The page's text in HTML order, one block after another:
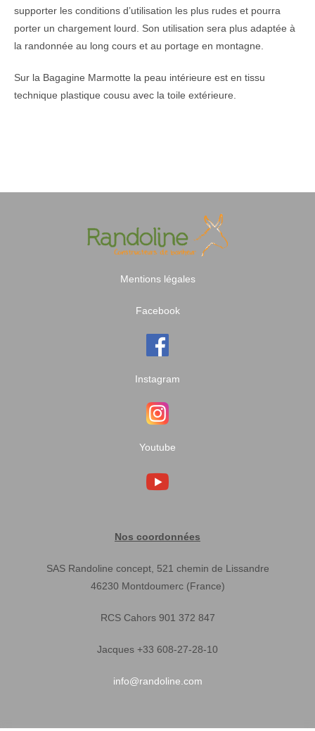
supporter les conditions d’utilisation les plus rudes et pourra
porter un chargement lourd. Son utilisation sera plus adaptée à
la randonnée au long cours et au portage en montagne.
Sur la Bagagine Marmotte la peau intérieure est en tissu
technique plastique cousu avec la toile extérieure.
Mentions légales
Facebook
Instagram
Youtube
Nos coordonnées
SAS Randoline concept, 521 chemin de Lissandre
46230 Montdoumerc (France)
RCS Cahors 901 372 847
Jacques +33 608-27-28-10
info@randoline.com